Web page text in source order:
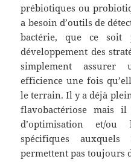
prébiotiques ou
a besoin d’outils de
bactérie, que ce
développement des
simplement
efficience une fois
le terrain. Il y a déjà
flavobactériose mais
d’optimisation et/ou
spécifiques
permettent pas toujours